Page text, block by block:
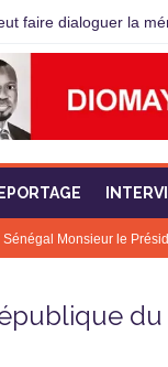
faire dialoguer la
Monsieur le